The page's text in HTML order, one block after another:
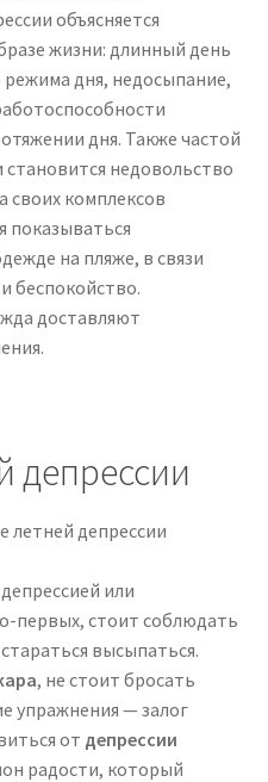
объясняется
жизни: длинный день
дня, недосыпание,
дня. Также частой
недовольство
комплексов
показываться
на пляже, в связи
беспокойство.
доставляют
депрессии
или
первых, стоит соблюдать
высыпаться.
, не стоит бросать
упражнения — залог
от депрессии
радости, который